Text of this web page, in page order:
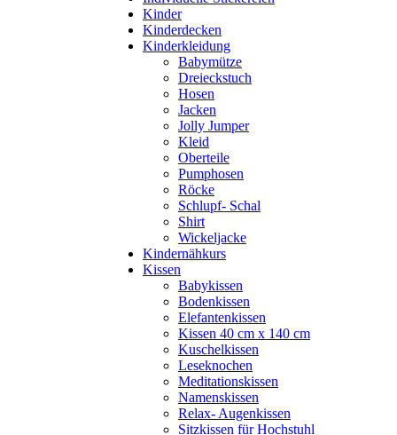
Kinder
Kinderdecken
Kinderkleidung
Babymütze
Dreieckstuch
Hosen
Jacken
Jolly Jumper
Kleid
Oberteile
Pumphosen
Röcke
Schlupf- Schal
Shirt
Wickeljacke
Kindernähkurs
Kissen
Babykissen
Bodenkissen
Elefantenkissen
Kissen 40 cm x 140 cm
Kuschelkissen
Leseknochen
Meditationskissen
Namenskissen
Relax- Augenkissen
Sitzkissen für Hochstuhl